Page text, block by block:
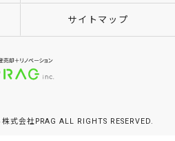
サイトマップ
式会社PRAG ALL RIGHTS RESERVED.